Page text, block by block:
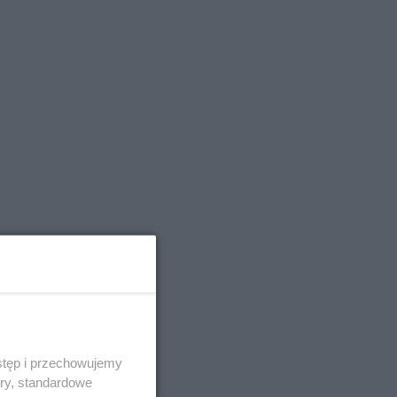
i przechowujemy
standardowe